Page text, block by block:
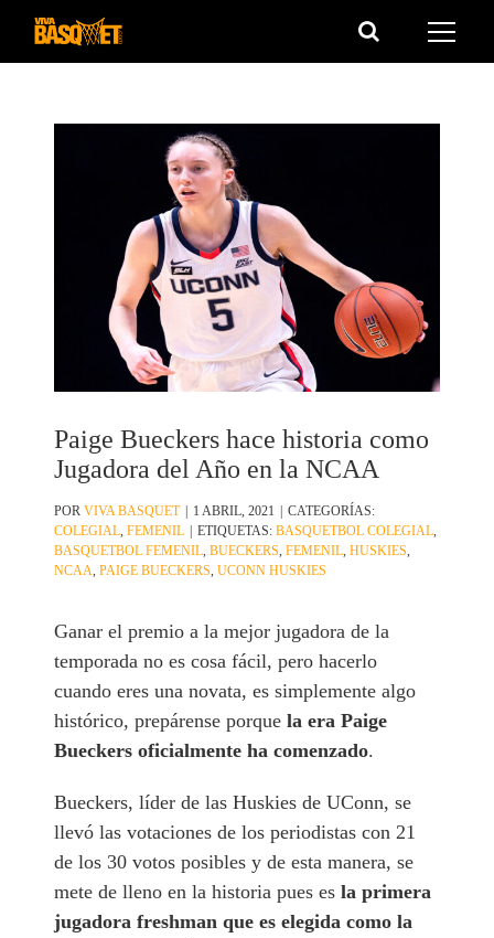
Saltar
Paige Bueckers hace historia como
Jugadora del Año en la NCAA
PORVIVA BASQUET | 1 ABRIL, 2021 | CATEGORÍAS:
COLEGIAL ,FEMENIL | ETIQUETAS:BASQUETBOL COLEGIAL
BASQUETBOL FEMENIL ,BUECKERS ,FEMENIL ,HUSKIES
NCAA ,PAIGE BUECKERS ,UCONN HUSKIES
Ganar el premio a la mejor jugadora de la
temporada no es cosa fácil, pero hacerlo
cuando eres una novata, es simplemente algo
histórico, prepárense porquela era Paige
Bueckers oficialmente ha comenzado.
Bueckers, líder de las Huskies de UConn, se
llevó las votaciones de los periodistas con 21
de los 30 votos posibles y de esta manera, se
mete de lleno en la historia pues esla primera
jugadora freshman que es elegida como la